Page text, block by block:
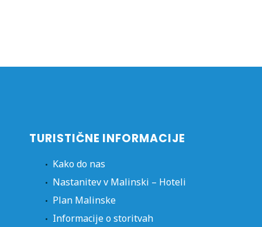
TURISTIČNE INFORMACIJE
Kako do nas
Nastanitev v Malinski – Hoteli
Plan Malinske
Informacije o storitvah